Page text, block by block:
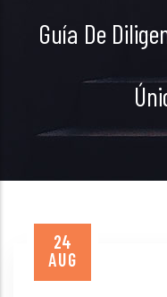
Guía De
24
AUG